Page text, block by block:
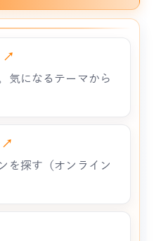
↗
気になるテーマから
↗
を探す（オンライン